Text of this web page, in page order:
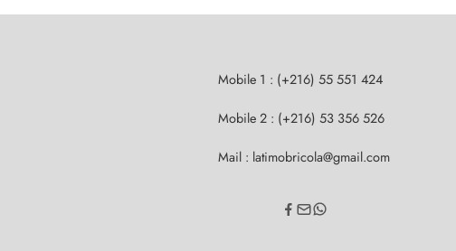
Mobile 1 : (+216) 55 551 424
Mobile 2 : (+216) 53 356 526
Mail : latimobricola@gmail.com